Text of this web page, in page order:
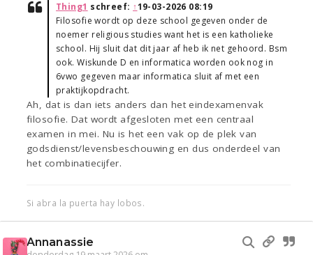
Thing1 schreef: ↑19-03-2026 08:19
Filosofie wordt op deze school gegeven onder de
noemer religious studies want het is een katholieke
school. Hij sluit dat dit jaar af heb ik net gehoord. Bsm
ook. Wiskunde D en informatica worden ook nog in
6vwo gegeven maar informatica sluit af met een
praktijkopdracht.
Ah, dat is dan iets anders dan het eindexamenvak
filosofie. Dat wordt afgesloten met een centraal
examen in mei. Nu is het een vak op de plek van
godsdienst/levensbeschouwing en dus onderdeel van
het combinatiecijfer.
Si abra la puerta hay lobos.
Annanassie